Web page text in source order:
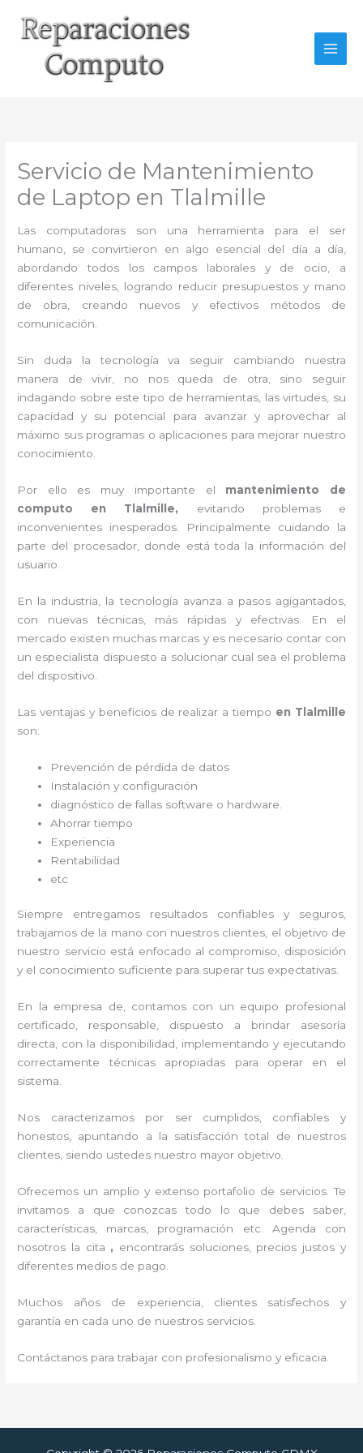
contenido
Servicio de Mantenimiento
de Laptop en Tlalmille
Las computadoras son una herramienta para el ser
humano, se convirtieron en algo esencial del día a día,
abordando todos los campos laborales y de ocio, a
diferentes niveles, logrando reducir presupuestos y mano
de obra, creando nuevos y efectivos métodos de
comunicación.
Sin duda la tecnología va seguir cambiando nuestra
manera de vivir, no nos queda de otra, sino seguir
indagando sobre este tipo de herramientas, las virtudes, su
capacidad y su potencial para avanzar y aprovechar al
máximo sus programas o aplicaciones para mejorar nuestro
conocimiento.
Por ello es muy importante el mantenimiento de
computo en Tlalmille, evitando problemas e
inconvenientes inesperados. Principalmente cuidando la
parte del procesador, donde está toda la información del
usuario.
En la industria, la tecnología avanza a pasos agigantados,
con nuevas técnicas, más rápidas y efectivas . En el
mercado existen muchas marcas y es necesario contar con
un especialista dispuesto a solucionar cual sea el problema
del dispositivo.
Las ventajas y beneficios de realizar a tiempo en Tlalmille
son:
Prevención de pérdida de datos
Instalación y configuración
diagnóstico de fallas software o hardware
Ahorrar tiempo
Experiencia
Rentabilidad
etc
Siempre entregamos resultados confiables y seguros,
trabajamos de la mano con nuestros clientes, el objetivo de
nuestro servicio está enfocado al compromiso, disposición
y el conocimiento suficiente para superar tus expectativas.
En la empresa de , contamos con un equipo profesional
certificado, responsable, dispuesto a brindar asesoría
directa, con la disponibilidad, implementando y ejecutando
correctamente técnicas apropiadas para operar en el
sistema.
Nos caracterizamos por ser cumplidos, confiables y
honestos, apuntando a la satisfacción total de nuestros
clientes, siendo ustedes nuestro mayor objetivo.
Ofrecemos un amplio y extenso portafolio de servicios. Te
invitamos a que conozcas todo lo que debes saber,
características, marcas, programación etc. Agenda con
nosotros la cita , encontrarás soluciones, precios justos y
diferentes medios de pago.
Muchos años de experiencia, clientes satisfechos y
garantía en cada uno de nuestros servicios.
Contáctanos para trabajar con profesionalismo y eficacia.